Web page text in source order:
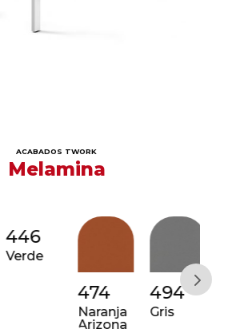
ACABADOS TWORK
Melamina
446
Verde
474
Naranja
Arizona
494
Gris